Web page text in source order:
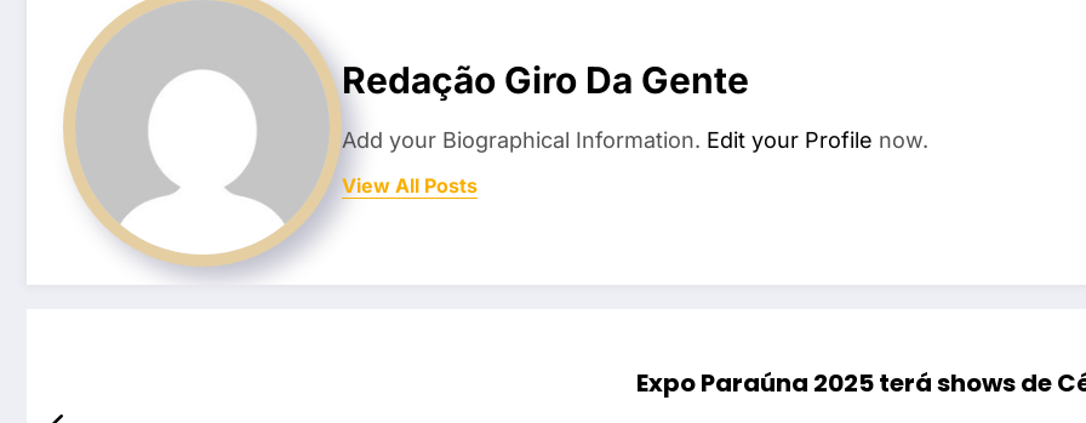
Redação Giro Da Gente
Add your Biographical Information. Edit your Profile now.
View All Posts
Expo Paraúna 2025 terá shows de